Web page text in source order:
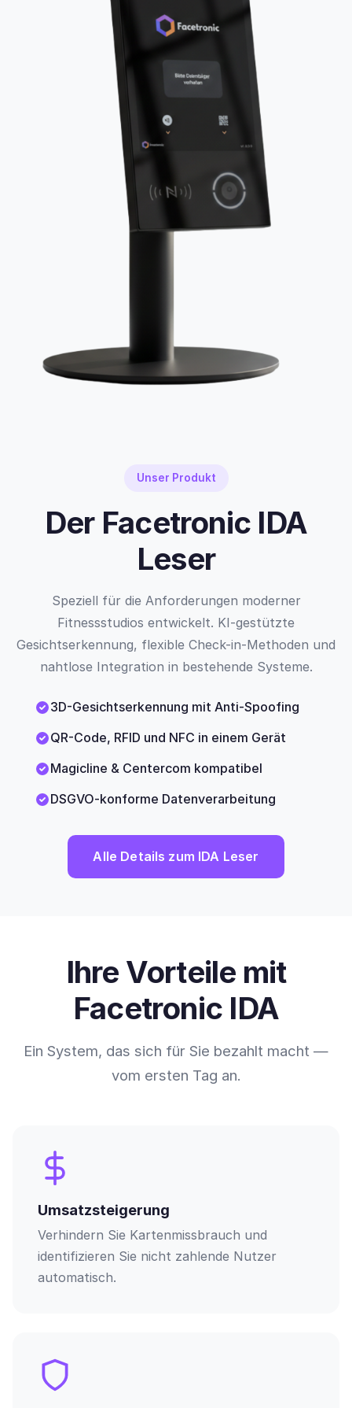
Unser Produkt
Der Facetronic IDA
Leser
Speziell für die Anforderungen moderner
Fitnessstudios entwickelt. KI-gestützte
Gesichtserkennung, flexible Check-in-Methoden und
nahtlose Integration in bestehende Systeme.
3D-Gesichtserkennung mit Anti-Spoofing
QR-Code, RFID und NFC in einem Gerät
Magicline & Centercom kompatibel
DSGVO-konforme Datenverarbeitung
Alle Details zum IDA Leser
Ihre Vorteile mit
Facetronic IDA
Ein System, das sich für Sie bezahlt macht —
vom ersten Tag an.
Umsatzsteigerung
Verhindern Sie Kartenmissbrauch und
identifizieren Sie nicht zahlende Nutzer
automatisch.